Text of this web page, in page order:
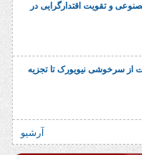
و تقویت اقتدارگرایی در
از سرخوشی نیویورک تا تجزیه
آرشیو